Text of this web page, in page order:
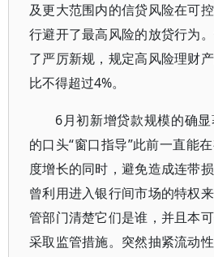
及更大范围内的信贷风险在可
行避开了最高风险的放贷行为
了严厉新规，规定高风险理财
比不得超过4%。
6月初新增贷款规模的确
的口头“窗口指导”此前一直能
度增长的同时，避免造成连带
曾利用进入银行间市场的特权
管部门清楚它们是谁，并且本
采取监管措施。突然抽紧流动